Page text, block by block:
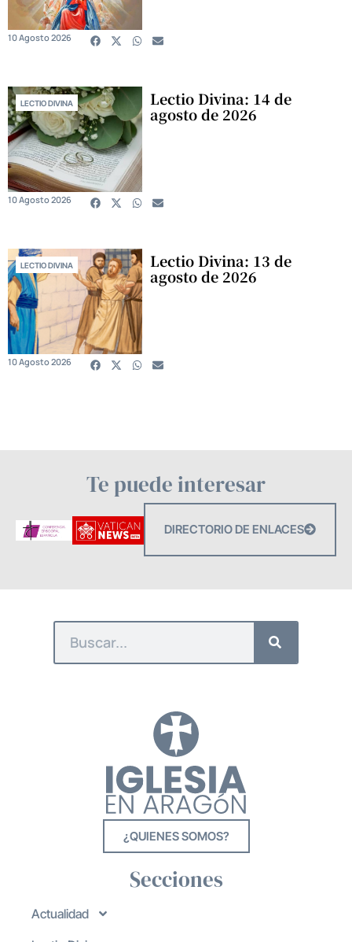
10 Agosto 2026
LECTIO DIVINA Lectio Divina: 14 de
agosto de 2026
10 Agosto 2026
LECTIO DIVINA Lectio Divina: 13 de
agosto de 2026
10 Agosto 2026
Te puede interesar
DIRECTORIO DE ENLACES
¿QUIENES SOMOS?
Secciones
Actualidad